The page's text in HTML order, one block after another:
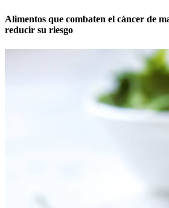
Alimentos que combaten el cáncer de
reducir su riesgo